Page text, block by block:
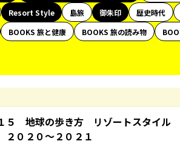
Resort Style 島旅 御朱印 歴史時代
BOOKS 旅と健康 BOOKS 旅の読み物
５ 地球の歩き方 リゾートスタイ
０２０～２０２１